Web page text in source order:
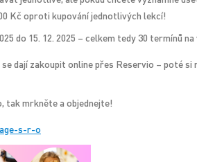
Kč oproti kupování jednotlivých lekcí!
do 15. 12. 2025 – celkem tedy 30 termínů
dají zakoupit online přes Reservio – poté
tak mrkněte a objednejte!
s-r-o